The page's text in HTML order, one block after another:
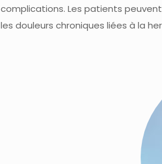
complications. Les patients
les douleurs chroniques liées à la